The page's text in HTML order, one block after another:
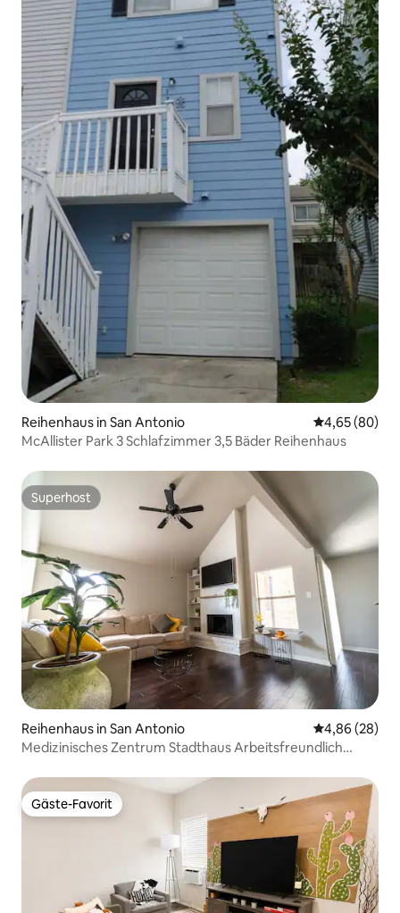
Reihenhaus in San Antonio
4,65 (80)
McAllister Park 3 Schlafzimmer 3,5 Bäder Reihenhaus
Superhost
Superhost
Reihenhaus in San Antonio
4,86 (28)
Medizinisches Zentrum Stadthaus Arbeitsfreundlich
Gäste-Favorit
Gäste-Favorit